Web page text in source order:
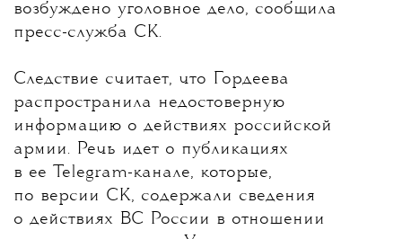
возбуждено уголовное дело, сообщила
пресс-служба СК.
Следствие считает, что Гордеева
распространила недостоверную
информацию о действиях российской
армии. Речь идет о публикациях
в ее Telegram-канале, которые,
по версии СК, содержали сведения
о действиях ВС России в отношении